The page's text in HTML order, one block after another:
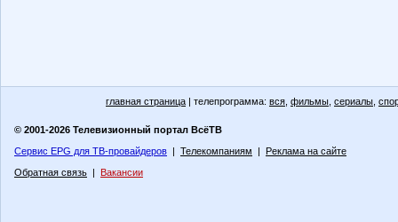
главная страница | телепрограмма: вся фильмы сериалы
© 2001-2026 Телевизионный портал ВсёТВ
Сервис EPG для ТВ-провайдеров | Телекомпаниям | Реклама на сайте
Обратная связь | Вакансии